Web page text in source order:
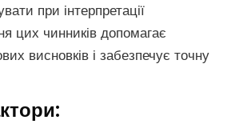
при інтерпретації
цих чинників допомагає
висновків і забезпечує точну